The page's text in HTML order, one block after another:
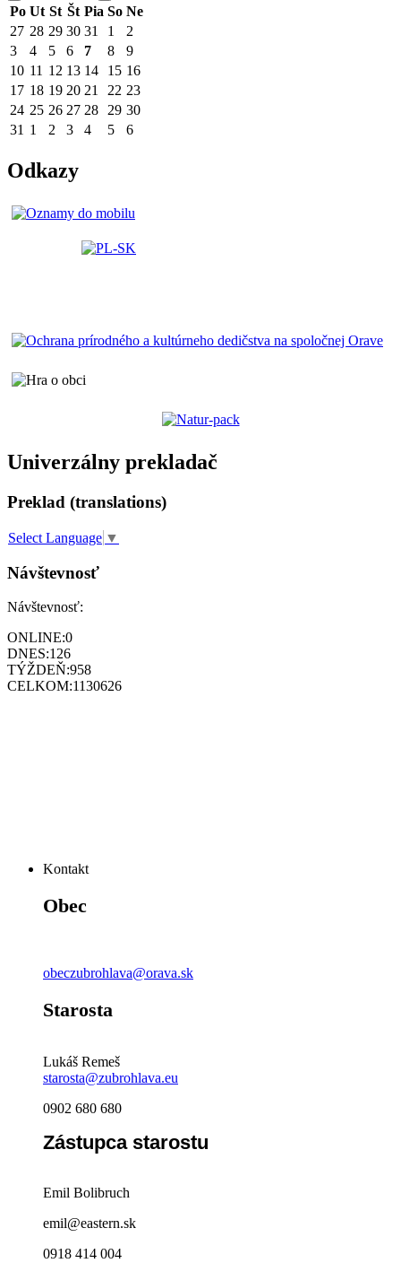
Po Ut St Št Pia So Ne
27 28 29 30 31 1
2
3
4 5 6 7 8
9
10 11 12 13 14 15 16
17 18 19 20 21 22 23
24 25 26 27 28 29 30
31 1 2 3 4 5 6
Odkazy
Univerzálny prekladač
Preklad (translations)
Select Language ▼
Návštevnosť
Návštevnosť:
ONLINE:0
DNES:126
TÝŽDEŇ:958
CELKOM:1130626
Kontakt
Obec
obeczubrohlava@orava.sk
Starosta
Lukáš Remeš
starosta@zubrohlava.eu
0902 680 680
Zástupca starostu
Emil Bolibruch
emil@eastern.sk
0918 414 004